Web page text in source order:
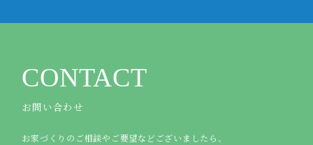
CONTACT
お問い合わせ
お家づくりのご相談やご要望などございましたら、